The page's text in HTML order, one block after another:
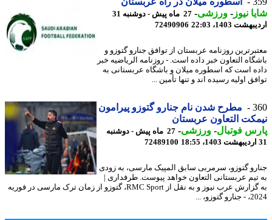
نیوز-ورزشی-
27 ماه پیش - دوشنبه 31
1403، 22:03
72490906
روزنامه عربستان از توافق جنارو گتوزو و
التعاون خبر داده است. - روزنامه الریاضیه خبر
است که اسطوره میلان و باشگاه عربستانی به
اولیه رسیده اند و تنها تأمین ...
مطرح شدن نام جنارو گتوزو پیرامون
التعاون عربستان
فوتبال-ورزشی-
27 ماه پیش - دوشنبه
72489100
گتوزو، سرمربی سابق المپیک مارسی، به زودی
عربستانی التعاون خواهد پیوست. طرفداری |
به گزارش عرب نیوز و به نقل از RMC Sport، گتوزو از زمان ترک مارسی در فوریه
...